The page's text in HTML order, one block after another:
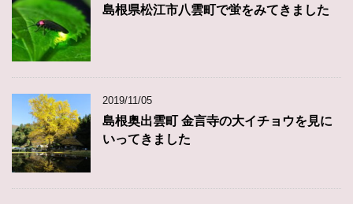
島根県松江市八雲町で蛍をみてきました
2019/11/05
島根奥出雲町 金言寺の大イチョウを見に
いってきました